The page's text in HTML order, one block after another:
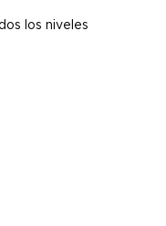
los niveles